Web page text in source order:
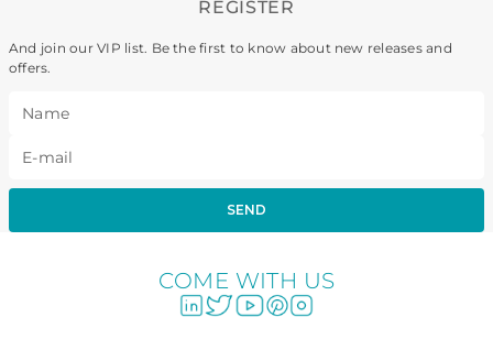
REGISTER
And join our VIP list. Be the first to know about new releases and
offers.
SEND
COME WITH US